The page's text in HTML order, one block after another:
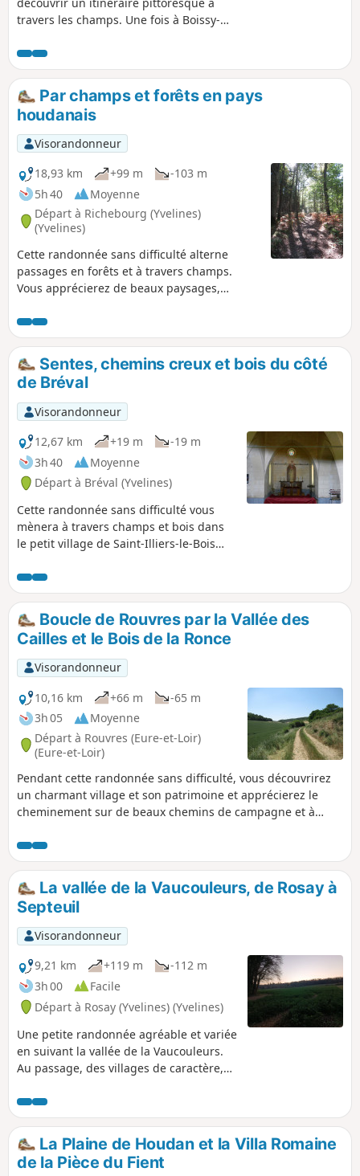
travers les champs. Une fois à Boissy-
ruelles avant de revenir à travers
champs sur la commune de Bréval.
Par champs et forêts en pays
houdanais
Visorandonneur
18,93 km
+99 m
-103 m
5h 40
Moyenne
Départ à Richebourg (Yvelines)
(Yvelines)
Cette randonnée sans difficulté alterne
passages en forêts et à travers champs.
Vous apprécierez de beaux paysages,
découvrirez le petit patrimoine de deux jolis
villages.
Sentes, chemins creux et bois du côté
de Bréval
Visorandonneur
12,67 km
+19 m
-19 m
3h 40
Moyenne
Départ à Bréval (Yvelines)
Cette randonnée sans difficulté vous
mènera à travers champs et bois dans
le petit village de Saint-Illiers-le-Bois
chapelle en lisière de forêt.
Boucle de Rouvres par la Vallée des
Cailles et le Bois de la Ronce
Visorandonneur
10,16 km
+66 m
-65 m
3h 05
Moyenne
Départ à Rouvres (Eure-et-Loir)
(Eure-et-Loir)
Pendant cette randonnée sans difficulté, vous découvrirez
un charmant village et son patrimoine et apprécierez le
cheminement sur de beaux chemins de campagne et à
La vallée de la Vaucouleurs, de Rosay à
Septeuil
Visorandonneur
9,21 km
+119 m
-112 m
3h 00
Facile
Départ à Rosay (Yvelines) (Yvelines)
Une petite randonnée agréable et variée
en suivant la vallée de la Vaucouleurs.
Au passage, des villages de caractère,
La Plaine de Houdan et la Villa Romaine
de la Pièce du Fient